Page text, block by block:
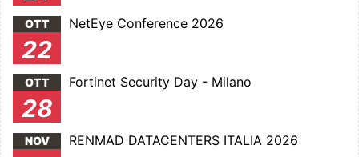
OTT
22
NetEye Conference 2026
OTT
28
Fortinet Security Day - Milano
NOV RENMAD DATACENTERS ITALIA 2026